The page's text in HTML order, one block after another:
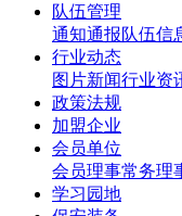
队伍管理
通知通报队伍信
行业动态
图片新闻行业资
政策法规
加盟企业
会员单位
会员理事常务理
学习园地